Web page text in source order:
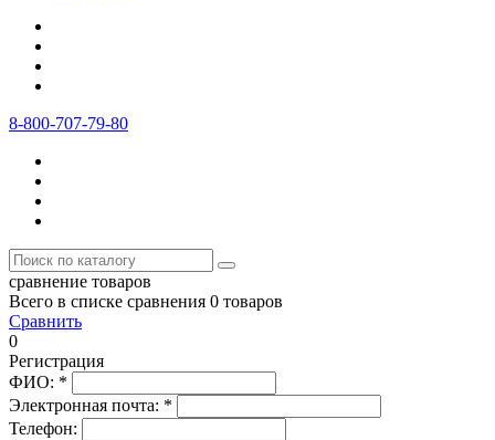
8-800-707-79-80
сравнение товаров
Всего в списке сравнения 0 товаров
Сравнить
0
Регистрация
ФИО: *
Электронная почта: *
Телефон: